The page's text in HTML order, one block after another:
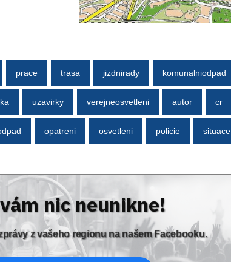
prace trasa jizdnirady komunalniodpad
uzavirky verejneosvetleni autor cr
opatreni osvetleni policie situace
nic neunikne!
z vašeho regionu na našem Facebooku.